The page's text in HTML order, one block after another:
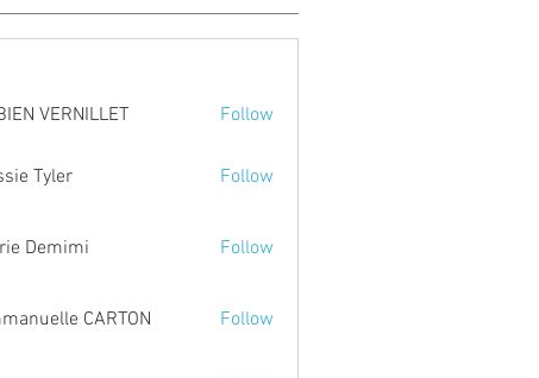
VERNILLETVERNILLET Follow
Tyler Follow
Demimi Follow
CARTONCARTON Follow